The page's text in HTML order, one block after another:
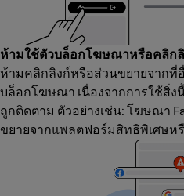
ห้ามใช้ตัวบล็อกโฆษณาหรือคลิก
ห้ามคลิกลิงก์หรือส่วนขยายจากที่
บล็อกโฆษณา เนื่องจากการใช้สิ่
ถูกติดตาม ตัวอย่างเช่น: โฆษณา
ขยายจากแพลตฟอร์มสิทธิพิเศษห